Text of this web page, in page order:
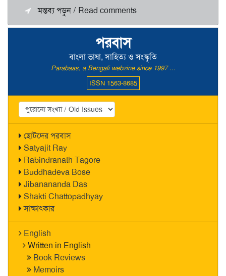
পরবাস
বাংলা ভাষা, সাহিত্য ও সংস্কৃতি
Parabaas, a Bengali webzine since 1997 ...
ISSN 1563-8685
ছোটদের পরবাস
Satyajit Ray
Rabindranath Tagore
Buddhadeva Bose
Jibanananda Das
Shakti Chattopadhyay
সাক্ষাৎকার
English
Written in English
Book Reviews
Memoirs
মন্তব্য পড়ুন / Read comments